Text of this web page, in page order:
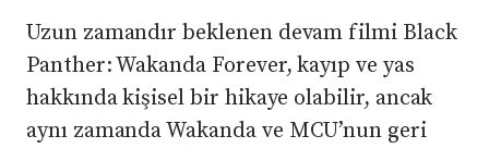
Uzun zamandır beklenen devam filmi Black
Panther: Wakanda Forever, kayıp ve yas
hakkında kişisel bir hikaye olabilir, ancak
aynı zamanda Wakanda ve MCU’nun geri